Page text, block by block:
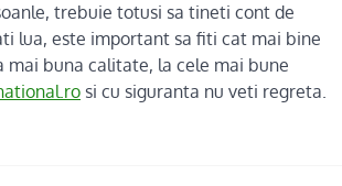
trebuie totusi sa tineti cont de
lua, este important sa fiti cat mai bine
mai buna calitate, la cele mai bune
si cu siguranta nu veti regreta.